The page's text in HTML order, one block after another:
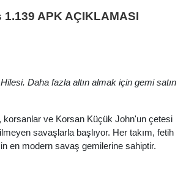
1.139 APK AÇIKLAMASI
Hilesi. Daha fazla altın almak için gemi satın
korsanlar ve Korsan Küçük John'un çetesi
savaşlarla başlıyor. Her takım, fetih
en modern savaş gemilerine sahiptir.